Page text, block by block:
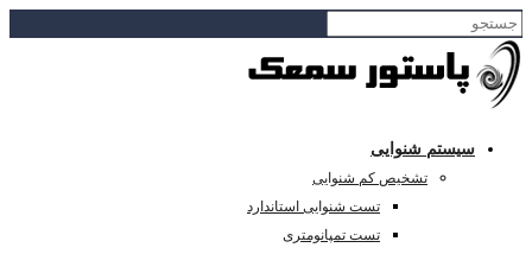
سیستم شنوایی
تشخیص کم شنوایی
تست شنوایی استاندارد
تست تمپانومتری